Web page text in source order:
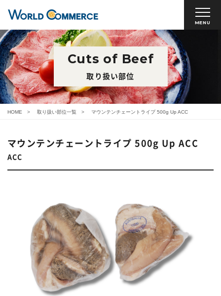
MENU
Cuts of Beef
取り扱い部位
HOME 取り扱い部位一覧 マウンテンチェーントライプ 500g Up ACC
マウンテンチェーントライプ 500g Up ACC
ACC